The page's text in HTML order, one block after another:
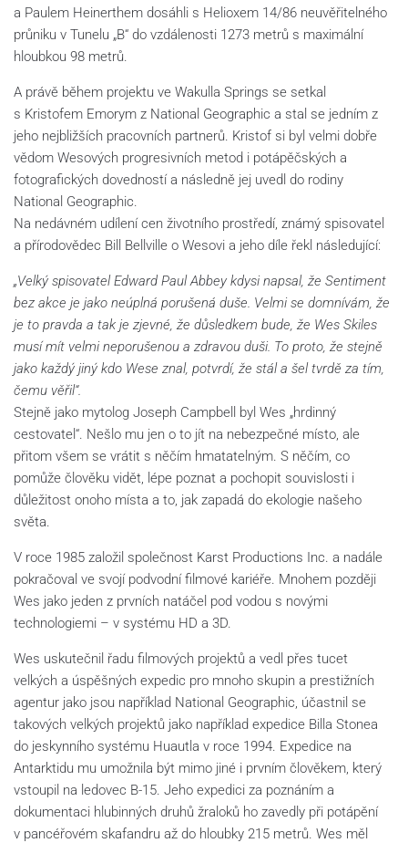
a Paulem Heinerthem dosáhli s Helioxem 14/86 neuvěřitelného
průniku v Tunelu „B“ do vzdálenosti 1273 metrů s maximální
hloubkou 98 metrů.
A právě během projektu ve Wakulla Springs se setkal
s Kristofem Emorym z National Geographic a stal se jedním z
jeho nejbližších pracovních partnerů. Kristof si byl velmi dobře
vědom Wesových progresivních metod i potápěčských a
fotografických dovedností a následně jej uvedl do rodiny
National Geographic.
Na nedávném udílení cen životního prostředí, známý spisovatel
a přírodovědec Bill Bellville o Wesovi a jeho díle řekl následující:
„Velký spisovatel Edward Paul Abbey kdysi napsal, že Sentiment
bez akce je jako neúplná porušená duše. Velmi se domnívám, že
je to pravda a tak je zjevné, že důsledkem bude, že Wes Skiles
musí mít velmi neporušenou a zdravou duši. To proto, že stejně
jako každý jiný kdo Wese znal, potvrdí, že stál a šel tvrdě za tím,
čemu věřil“.
Stejně jako mytolog Joseph Campbell byl Wes „hrdinný
cestovatel“. Nešlo mu jen o to jít na nebezpečné místo, ale
přitom všem se vrátit s něčím hmatatelným. S něčím, co
pomůže člověku vidět, lépe poznat a pochopit souvislosti i
důležitost onoho místa a to, jak zapadá do ekologie našeho
světa.
V roce 1985 založil společnost Karst Productions Inc. a nadále
pokračoval ve svojí podvodní filmové kariéře. Mnohem později
Wes jako jeden z prvních natáčel pod vodou s novými
technologiemi – v systému HD a 3D.
Wes uskutečnil řadu filmových projektů a vedl přes tucet
velkých a úspěšných expedic pro mnoho skupin a prestižních
agentur jako jsou například National Geographic, účastnil se
takových velkých projektů jako například expedice Billa Stonea
do jeskynního systému Huautla v roce 1994. Expedice na
Antarktidu mu umožnila být mimo jiné i prvním člověkem, který
vstoupil na ledovec B-15. Jeho expedici za poznáním a
dokumentaci hlubinných druhů žraloků ho zavedly při potápění
v pancéřovém skafandru až do hloubky 215 metrů. Wes měl